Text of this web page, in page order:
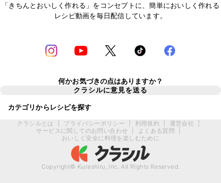
「きちんとおいしく作れる」をコンセプトに、簡単においしく作れる
レシピ動画を毎日配信しています。
何かお気づきの点はありますか？
クラシルに意見を送る
カテゴリからレシピを探す
クラシルとは プライバシーポリシー 利用規約 運営会社
サービスに関してのお問い合わせ
よくある質問
おいしく安全に料理を楽しむために
Copyright© Kurashiru, Inc. All Rights Reserved.